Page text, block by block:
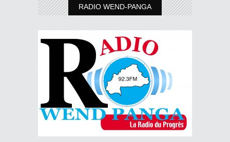
RADIO WEND-PANGA